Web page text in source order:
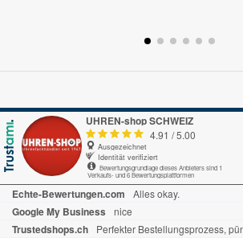
UHREN-shop SCHWEIZ
4.91 /5.00
Ausgezeichnet
Identität verifiziert
Bewertungsgrundlage dieses Anbieters sind 1
Verkaufs- und 6 Bewertungsplattformen
Echte-Bewertungen.com Alles okay.
Google My Business nice
Trustedshops.ch Perfekter Bestellungsprozess,